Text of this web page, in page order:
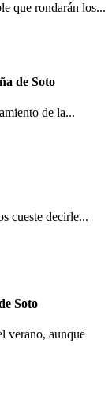
que rondarán los...
de Soto
de la...
cueste decirle...
Soto
verano, aunque